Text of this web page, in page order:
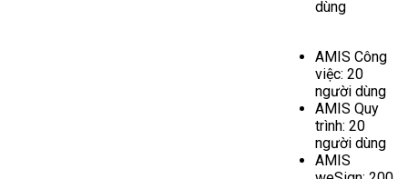
dùng
AMIS Công
việc: 20
người dùng
AMIS Quy
trình: 20
người dùng
AMIS